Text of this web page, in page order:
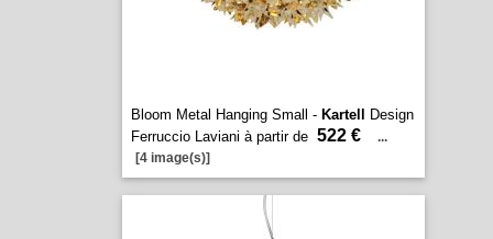
Bloom Metal Hanging Small - Kartell
Design
Ferruccio Laviani à partir de 522 €
...
[4 image(s)]